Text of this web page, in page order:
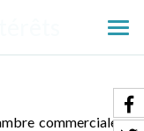
le
commerciale